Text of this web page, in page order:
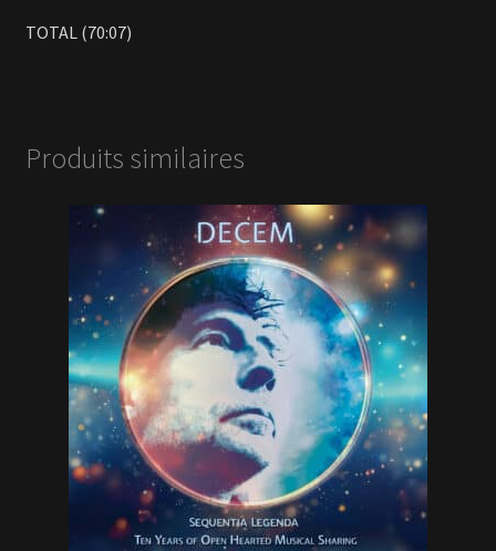
TOTAL (70:07)
Produits similaires